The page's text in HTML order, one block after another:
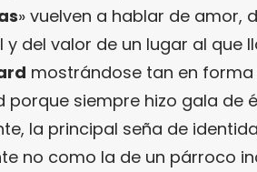
» vuelven a hablar de amor,
y del valor de un lugar al que
mostrándose tan en
porque siempre hizo gala de
la principal seña de
no como la de un párroco